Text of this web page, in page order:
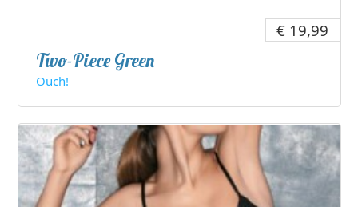
€ 19,99
Two-Piece Green
Ouch!